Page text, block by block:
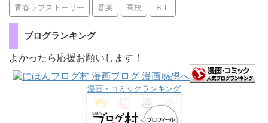
青春ラブストーリー 音楽 高校 ＢＬ
ブログランキング
よかったら応援お願いします！
漫画・コミックランキング